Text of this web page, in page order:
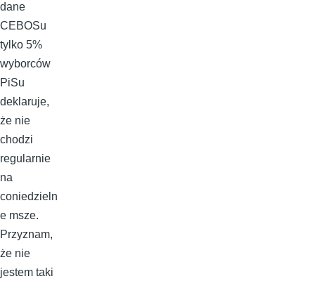
dane
CEBOSu
tylko 5%
wyborców
PiSu
deklaruje,
że nie
chodzi
regularnie
na
coniedzieln
e msze.
Przyznam,
że nie
jestem taki